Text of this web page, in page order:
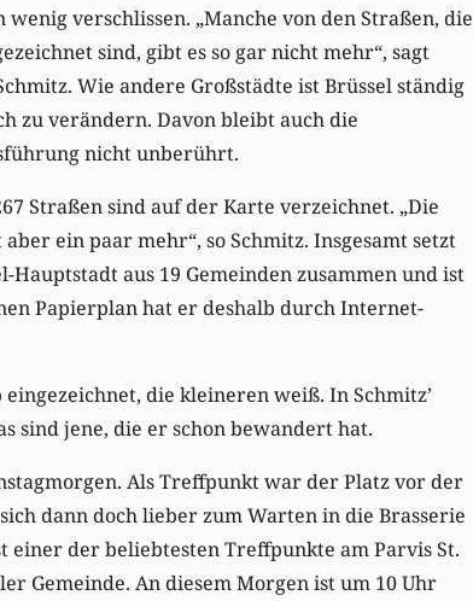
wenig verschlissen. „Manche von den Straßen, die
sind, gibt es so gar nicht mehr“, sagt
Wie andere Großstädte ist Brüssel ständig
zu verändern. Davon bleibt auch die
nicht unberührt.
Straßen sind auf der Karte verzeichnet. „Die
aber ein paar mehr“, so Schmitz. Insgesamt setzt
Hauptstadt aus 19 Gemeinden zusammen und ist
Papierplan hat er deshalb durch Internet-
die kleineren weiß. In Schmitz’
sind jene, die er schon bewandert hat.
Als Treffpunkt war der Platz vor der
dann doch lieber zum Warten in die Brasserie
einer der beliebtesten Treffpunkte am Parvis St.
Gemeinde. An diesem Morgen ist um 10 Uhr